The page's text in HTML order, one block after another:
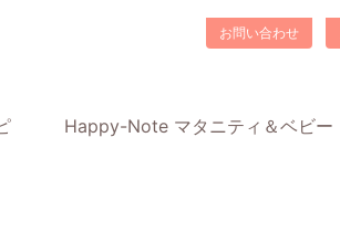
お問い合わせ
Happy-Note マタニティ＆ベビー